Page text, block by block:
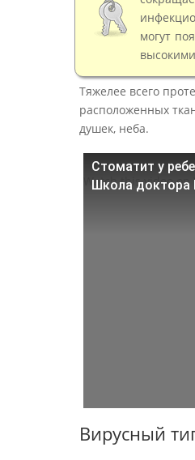
могут
Тяжелее всего
расположенных
душек, неба.
Стоматит у
Школа доктора
Watch this video on
Вирусный